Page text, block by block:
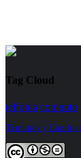
Tag Cloud
telfonia computo
Términos y